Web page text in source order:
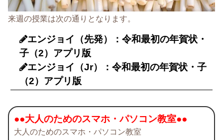
来週の授業は次の通りとなります。
エンジョイ（先発）：令和最初の年賀状・
子（2）アプリ版
エンジョイ（Jr）：令和最初の年賀状・子
（2）アプリ版
●●大人のためのスマホ・パソコン教室●●
大人のためのスマホ・パソコン教室